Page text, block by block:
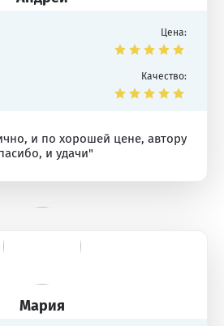
Цена:
Качество:
и по хорошей цене, автору
и удачи"
Мария